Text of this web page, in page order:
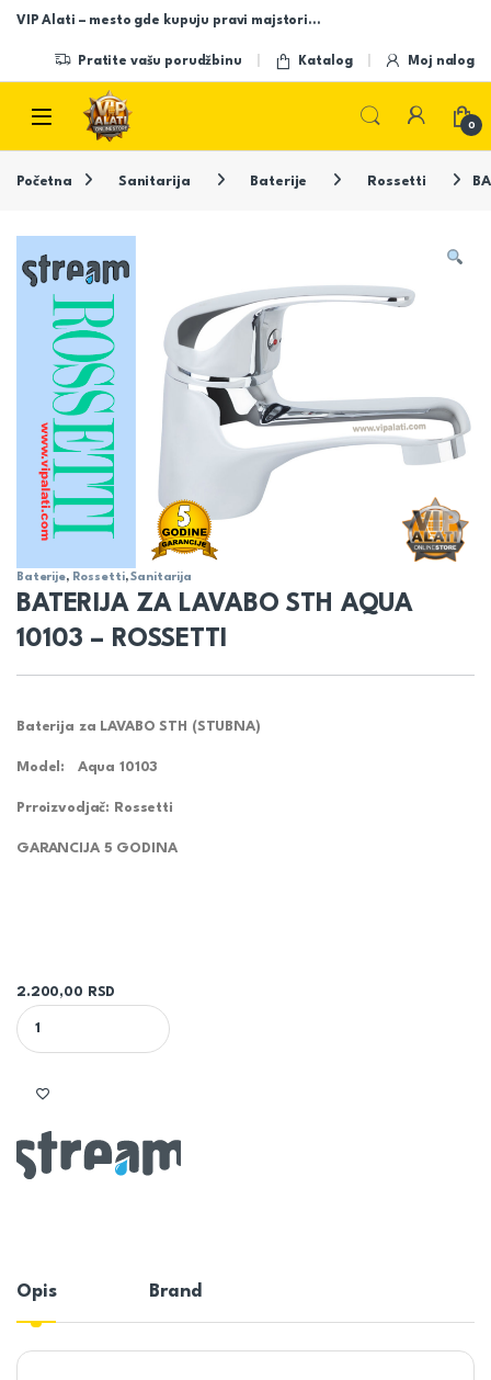
Skip to navigation
Skip to content
VIP Alati – mesto gde kupuju pravi majstori…
Pratite vašu porudžbinu Katalog Moj nalog
Open
0
Početna Sanitarija Baterije Rossetti
Baterije, Rossetti,Sanitarija
BATERIJA ZA LAVABO STH AQUA
10103 – ROSSETTI
Baterija za LAVABO STH (STUBNA)
Model: Aqua 10103
Prroizvodjač: Rossetti
GARANCIJA 5 GODINA
2.200,00
RSD
BATERIJA ZA LAVABO STH AQUA 10103 - ROSSETTI quantity
Opis Brand